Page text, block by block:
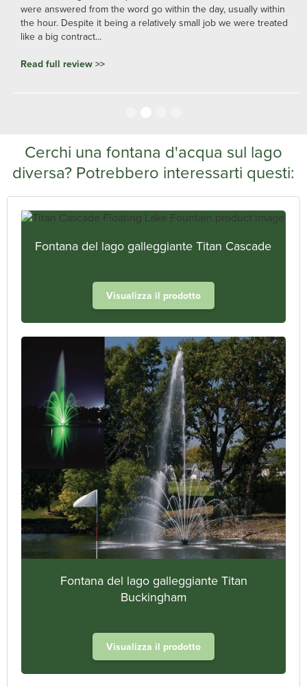
were answered from the word go within the day, usually within
the hour. Despite it being a relatively small job we were treated
like a big contract...
Read full review >>
Cerchi una fontana d'acqua sul lago
diversa? Potrebbero interessarti questi:
Fontana del lago galleggiante Titan Cascade
Visualizza il prodotto
Fontana del lago galleggiante Titan
Buckingham
Visualizza il prodotto